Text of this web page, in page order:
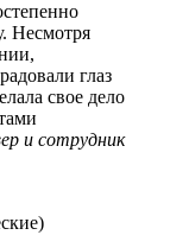
Несмотря
глаз
свое дело
и сотрудник